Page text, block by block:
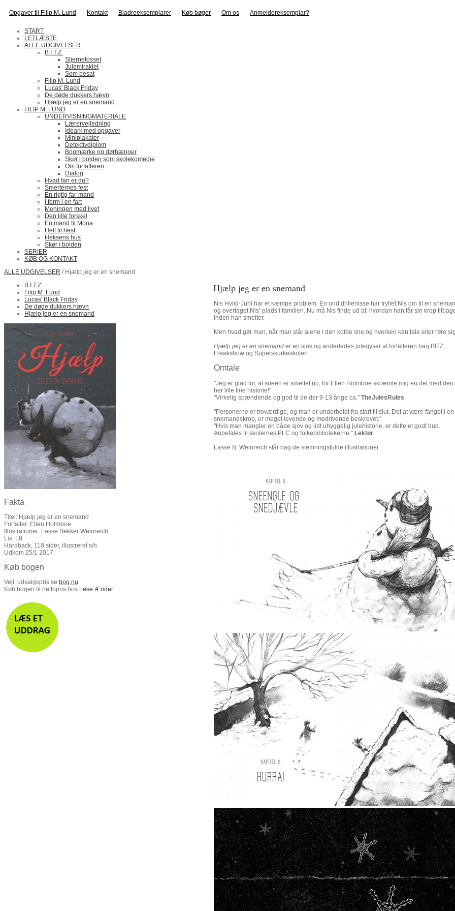
Opgaver til Filip M. Lund Kontakt Bladreeksemplarer Køb bøger Om os Anmeldereksemplar?
START
LETLÆSTE
ALLE UDGIVELSER
B.I.T.Z.
Stjernetosset
Julemiraklet
Som besat
Filip M. Lund
Lucas' Black Friday
De døde dukkers hævn
Hjælp jeg er en snemand
FILIP M. LUND
UNDERVISNINGMATERIALE
Lærervejledning
Idéark med opgaver
Miniplakater
Detektivdiplom
Bogmærke og dørhænger
Skør i bolden som skolekomedie
Om forfatteren
Dialog
Hvad fan er du?
Smerternes fest
En rigtig far-mand
I form i en fart
Meningen med livet
Den lille forskel
En mand til Mona
Helt til hest
Heksens hus
Skør i bolden
SERIER
KØB OG KONTAKT
ALLE UDGIVELSER / Hjælp jeg er en snemand
B.I.T.Z.
Filip M. Lund
Lucas' Black Friday
De døde dukkers hævn
Hjælp jeg er en snemand
Fakta
Titel: Hjælp jeg er en snemand
Forfatter: Ellen Holmboe
Illustrationer: Lasse Bekker Weinreich
Lix: 18
Hardback, 118 sider, illustreret s/h
Udkom 25/1 2017.
Køb bogen
Vejl. udsalgspris se bog.nu
Køb bogen til nettopris hos Løse Ænder
Hjælp jeg er en snemand
Nis Hviid-Juhl har et kæmpe problem. En ond drillenisse har tryllet Nis om til en
og overtaget Nis’ plads i familien. Nu må Nis finde ud af, hvordan han får sin krop
inden han smelter.
Men hvad gør man, når man står alene i den kolde sne og hverken kan tale eller røre
Hjælp jeg er en snemand er en sjov og anderledes julegyser af forfatteren bag BITZ,
Freakshow og Superskurkeskolen.
Omtale
"Jeg er glad for, at sneen er smeltet nu, for Ellen Holmboe skræmte mig en del med den
her lille fine historie!"
"Virkelig spændende og god til de der 9-13 årige ca." TheJulesRules
"Personerne er troværdige, og man er underholdt fra start til slut. Det at være fanget i en
snemandskrop, er meget levende og medrivende beskrevet."
"Hvis man mangler en både sjov og lidt uhyggelig julehistorie, er dette et godt bud.
Anbefales til skolernes PLC og folkebibliotekerne." Lektør
Lasse B. Weinreich står bag de stemningsfulde illustrationer.